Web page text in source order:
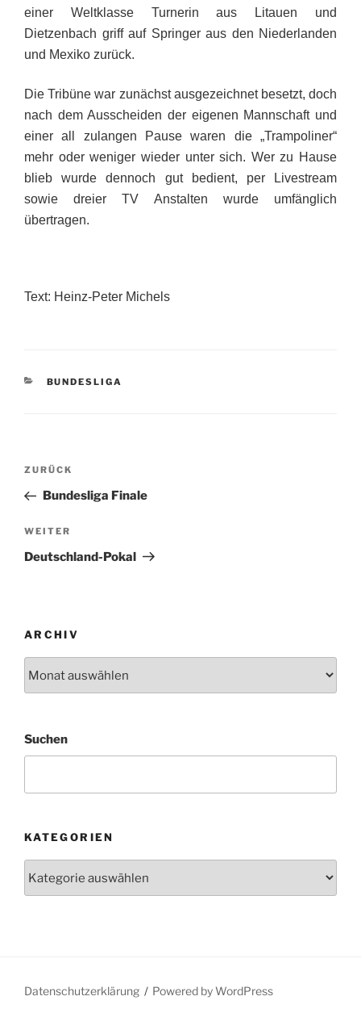
einer Weltklasse Turnerin aus Litauen und
Dietzenbach griff auf Springer aus den Niederlanden
und Mexiko zurück.
Die Tribüne war zunächst ausgezeichnet besetzt, doch
nach dem Ausscheiden der eigenen Mannschaft und
einer all zulangen Pause waren die „Trampoliner“
mehr oder weniger wieder unter sich. Wer zu Hause
blieb wurde dennoch gut bedient, per Livestream
sowie dreier TV Anstalten wurde umfänglich
übertragen.
Text: Heinz-Peter Michels
KATEGORIEN
BUNDESLIGA
Beitragsnavigation
Vorheriger
Beitrag
ZURÜCK
Bundesliga Finale
Nächster
Beitrag
WEITER
Deutschland-Pokal
ARCHIV
Suchen
KATEGORIEN
Datenschutzerklärung Powered by WordPress